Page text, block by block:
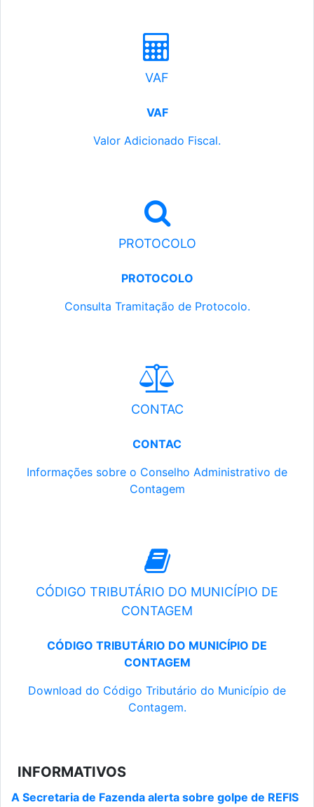
VAF
VAF
Valor Adicionado Fiscal.
PROTOCOLO
PROTOCOLO
Consulta Tramitação de Protocolo.
CONTAC
CONTAC
Informações sobre o Conselho Administrativo de
Contagem
CÓDIGO TRIBUTÁRIO DO MUNICÍPIO DE
CONTAGEM
CÓDIGO TRIBUTÁRIO DO MUNICÍPIO DE
CONTAGEM
Download do Código Tributário do Município de
Contagem.
INFORMATIVOS
A Secretaria de Fazenda alerta sobre golpe de REFIS